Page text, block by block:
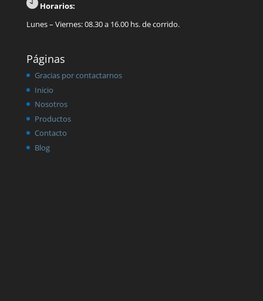
Horarios:
Lunes – Viernes: 08.30 a 16.00 hs. de corrido.
Páginas
Gracias por contactarnos
Inicio
Nosotros
Productos
Contacto
Blog